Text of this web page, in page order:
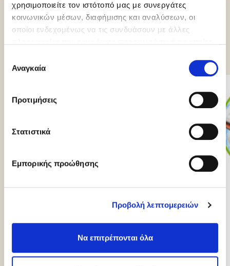
χρησιμοποιείτε τον ιστότοπό μας με συνεργάτες
κοινωνικών μέσων, διαφήμισης και αναλύσεων, οι
οποίοι ενδεχομένως να τις συνδυάσουν με άλλες
των υπηρεσιών τους.
συγκατάθεσης
Αναγκαία
Προτιμήσεις
Στατιστικά
Εμπορικής προώθησης
Προβολή λεπτομερειών
Να επιτρέπονται όλα
Άλλα νέα που μπορεί να
επιλογή γλυκισμάτων σχεδιασμένη να
εντυπωσιάσει. Από την…